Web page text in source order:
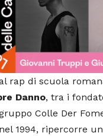
rap di scuola
Danno, tra i
Colle Der
1994, ripercorre